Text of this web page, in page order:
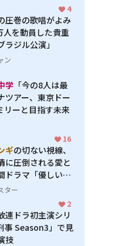
4
圧巻の歌唱がよみ
人を動員した貴重
ラジル公演」
ン
学 「今の8人は最
ツアー、東京ドー
リーと目指す未来
16
ギの切ない視線、
圧倒される――愛と
ドラマ「優しい
ター
2
連ドラ初主演シリ
事 Season3」で見
技